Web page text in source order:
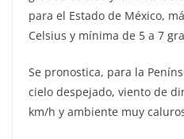
para el Estado de México,
Celsius y mínima de 5 a 7
Se pronostica, para la
cielo despejado, viento de
km/h y ambiente muy